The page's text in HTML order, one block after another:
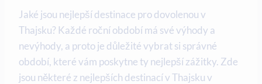
Jaké jsou nejlepší destinace pro dovolenou v
Thajsku? Každé roční období má své výhody a
nevýhody, a proto je důležité vybrat si správné
období, které vám poskytne ty nejlepší zážitky. Zde
jsou některé z nejlepších destinací v Thajsku v